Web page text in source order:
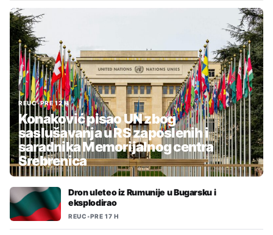
REUC•PRE 12 H
Konaković pisao UN zbog
saslušavanja u RS zaposlenih i
saradnika Memorijalnog centra
Srebrenica
Dron uleteo iz Rumunije u Bugarsku i
eksplodirao
REUC•PRE 17 H